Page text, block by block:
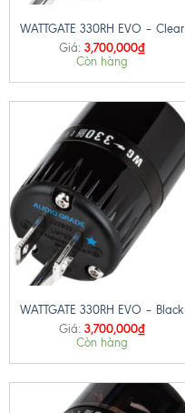
WATTGATE 330RH EVO – Clear
Giá: 3,700,000₫
Còn hàng
WATTGATE 330RH EVO – Black
Giá: 3,700,000₫
Còn hàng